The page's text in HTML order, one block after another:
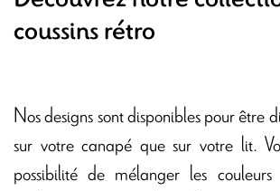
coussins rétro
Nos designs sont disponibles pour être
sur votre canapé que sur votre lit.
possibilité de mélanger les